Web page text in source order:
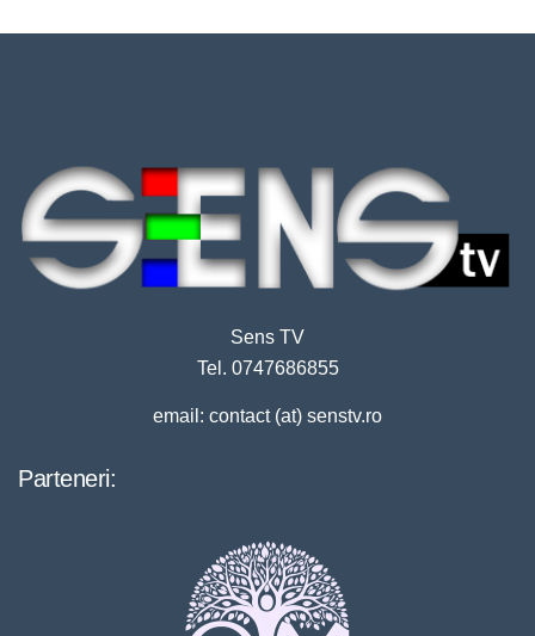
Sens TV
Tel. 0747686855
email: contact (at) senstv.ro
Parteneri: